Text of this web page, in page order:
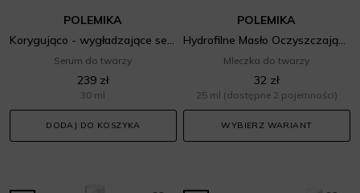
POLEMIKA
Korygująco - wygładzające serum z retinalem (0,1%) i ceramidami
Serum do twarzy
239 zł
30 ml
DODAJ DO KOSZYKA
POLEMIKA
Hydrofilne Masło Oczyszczające
Mleczka do twarzy
32 zł
25 ml (dostępne 2 pojemności)
WYBIERZ WARIANT